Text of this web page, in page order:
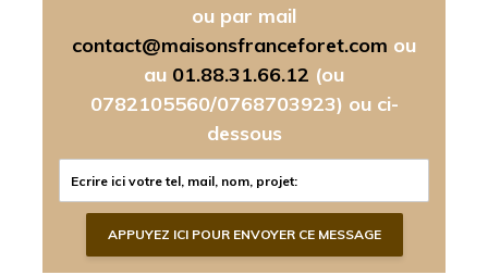
ou par mail
contact@maisonsfranceforet.com ou
au 01.88.31.66.12 (ou
0782105560/0768703923) ou ci-
dessous